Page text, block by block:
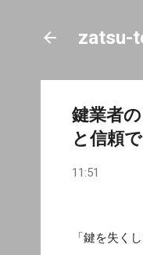
zatsu-
鍵業者
と信頼
11:51
「鍵を失く